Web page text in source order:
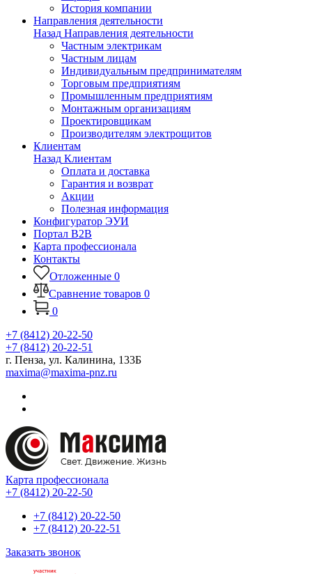
История компании
Направления деятельности
Назад Направления деятельности
Частным электрикам
Частным лицам
Индивидуальным предпринимателям
Торговым предприятиям
Промышленным предприятиям
Монтажным организациям
Проектировщикам
Производителям электрощитов
Клиентам
Назад Клиентам
Оплата и доставка
Гарантия и возврат
Акции
Полезная информация
Конфигуратор ЭУИ
Портал B2B
Карта профессионала
Контакты
Отложенные 0
Сравнение товаров 0
0
+7 (8412) 20-22-50
+7 (8412) 20-22-51
г. Пенза, ул. Калинина, 133Б
maxima@maxima-pnz.ru
Карта профессионала
+7 (8412) 20-22-50
+7 (8412) 20-22-50
+7 (8412) 20-22-51
Заказать звонок